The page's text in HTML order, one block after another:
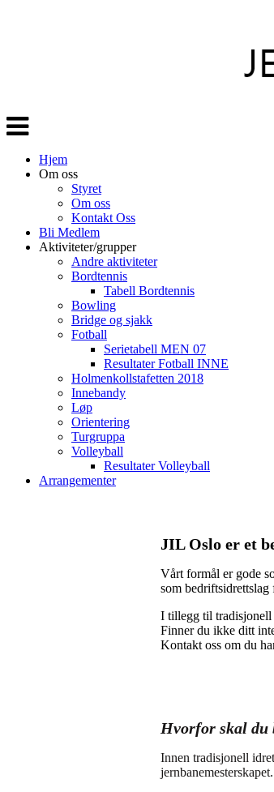
Veksle
navigasjon
Hjem
Om oss
Styret
Om oss
Kontakt Oss
Bli Medlem
Aktiviteter/grupper
Andre aktiviteter
Bordtennis
Tabell Bordtennis
Bowling
Bridge og sjakk
Fotball
Serietabell MEN 07
Resultater Fotball INNE
Holmenkollstafetten 2018
Innebandy
Løp
Orientering
Turgruppa
Volleyball
Resultater Volleyball
Arrangementer
JIL Oslo er et
Vårt formål er gode
som
I tillegg til tradisjonell
Finner du ikke ditt
Kontakt oss om du
Hvorfor skal du
Innen tradisjonell